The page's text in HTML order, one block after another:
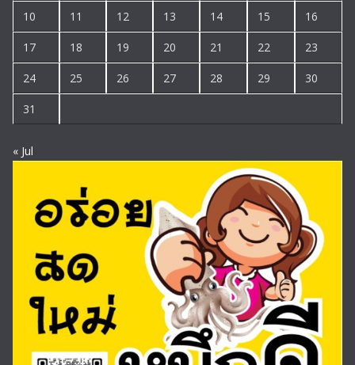
10 11 12 13 14 15 16
17 18 19 20 21 22 23
24 25 26 27 28 29 30
31
« Jul